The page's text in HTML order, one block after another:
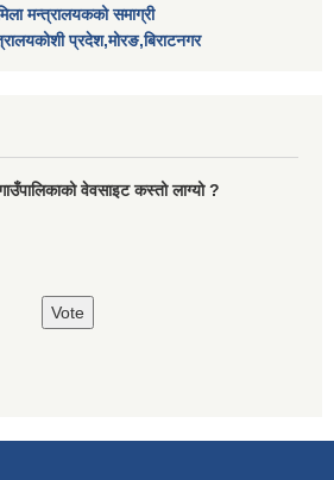
मन्त्रालयकको समाग्री
प्रदेश,मोरङ,बिराटनगर
वेवसाइट कस्तो लाग्यो ?